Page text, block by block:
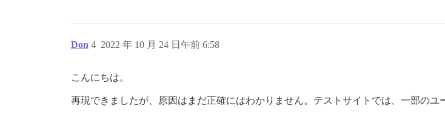
activesupport (7.0.3.1) lib/active_support/notifications.rb:206:in
activerecord (7.0.3.1) lib/active_record/railties/
actionview (7.0.3.1) lib/action_view/rendering.rb:39:in `process'
Don 2022 年 10 月 24 日午前 6:58
4
こんにちは。
再現できましたが、原因はまだ正確にはわかりません。テストサイトでは、一部のユ